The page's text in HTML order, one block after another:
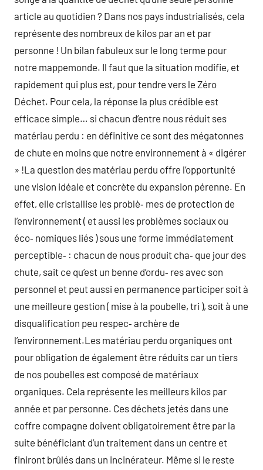
article au quotidien ? Dans nos pays industrialisés, cela
représente des nombreux de kilos par an et par
personne ! Un bilan fabuleux sur le long terme pour
notre mappemonde. Il faut que la situation modifie, et
rapidement qui plus est, pour tendre vers le Zéro
Déchet. Pour cela, la réponse la plus crédible est
efficace simple… si chacun d’entre nous réduit ses
matériau perdu : en définitive ce sont des mégatonnes
de chute en moins que notre environnement à « digérer
» !La question des matériau perdu offre l’opportunité
une vision idéale et concrète du expansion pérenne. En
effet, elle cristallise les problè‑ mes de protection de
l’environnement ( et aussi les problèmes sociaux ou
éco‑ nomiques liés ) sous une forme immédiatement
perceptible‑ : chacun de nous produit cha‑ que jour des
chute, sait ce qu’est un benne d’ordu‑ res avec son
personnel et peut aussi en permanence participer soit à
une meilleure gestion ( mise à la poubelle, tri ), soit à une
disqualification peu respec‑ archère de
l’environnement.Les matériau perdu organiques ont
pour obligation de également être réduits car un tiers
de nos poubelles est composé de matériaux
organiques. Cela représente les meilleurs kilos par
année et par personne. Ces déchets jetés dans une
coffre compagne doivent obligatoirement être par la
suite bénéficiant d’un traitement dans un centre et
finiront brûlés dans un incinérateur. Même si le reste